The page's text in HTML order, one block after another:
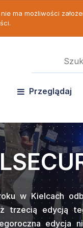
ma możliwości
Przeglądaj
jednym z
odbyły się
tego
nie
z
Targów
targi
takich jak ZE
czołowych
ZE
Popularna w
Nadszedł ten
Po długiej